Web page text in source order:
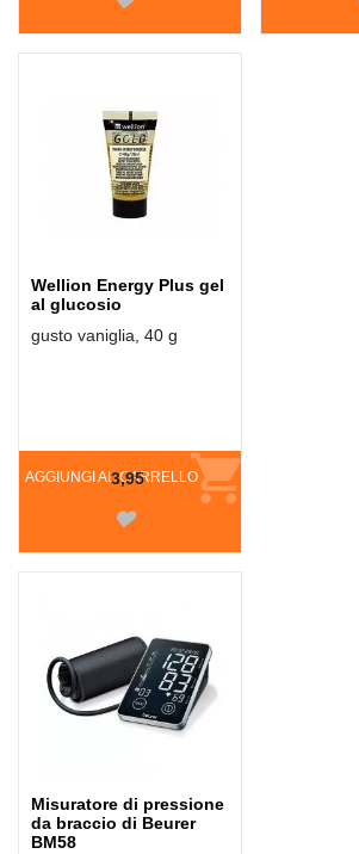
Wellion Energy Plus gel
al glucosio
gusto vaniglia, 40 g
AGGIUNGI AL CARRELLO
3,95
Misuratore di pressione
da braccio di Beurer
BM58